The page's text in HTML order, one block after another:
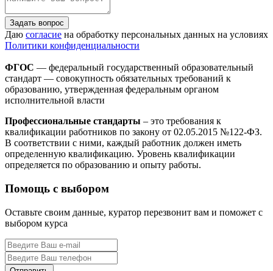
Задать вопрос
Даю согласие на обработку персональных данных на условиях
Политики конфиденциальности
ФГОС — федеральный государственный образовательный
стандарт — совокупность обязательных требований к
образованию, утвержденная федеральным органом
исполнительной власти
Профессиональные стандарты – это требования к
квалификации работников по закону от 02.05.2015 №122-ФЗ.
В соответствии с ними, каждый работник должен иметь
определенную квалификацию. Уровень квалификации
определяется по образованию и опыту работы.
Помощь с выбором
Оставьте своим данные, куратор перезвонит вам и поможет с
выбором курса